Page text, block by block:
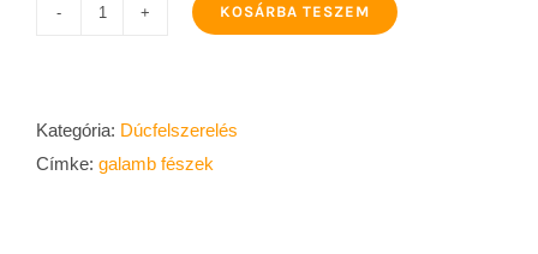
mennyiség
KOSÁRBA TESZEM
Kategória: Dúcfelszerelés
Címke: galamb fészek